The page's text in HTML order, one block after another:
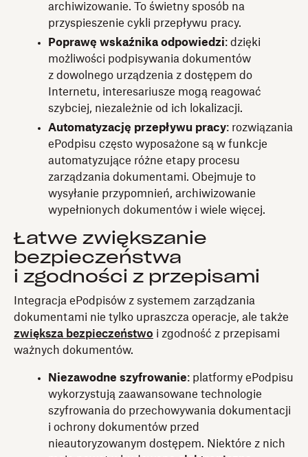
archiwizowanie. To świetny sposób na
przyspieszenie cykli przepływu pracy.
Poprawę wskaźnika odpowiedzi: dzięki
możliwości podpisywania dokumentów
z dowolnego urządzenia z dostępem do
Internetu, interesariusze mogą reagować
szybciej, niezależnie od ich lokalizacji.
Automatyzację przepływu pracy: rozwiązania
ePodpisu często wyposażone są w funkcje
automatyzujące różne etapy procesu
zarządzania dokumentami. Obejmuje to
wysyłanie przypomnień, archiwizowanie
wypełnionych dokumentów i wiele więcej.
Łatwe zwiększanie
bezpieczeństwa
i zgodności z przepisami
Integracja ePodpisów z systemem zarządzania
dokumentami nie tylko upraszcza operacje, ale także
zwiększa bezpieczeństwo i zgodność z przepisami
ważnych dokumentów.
Niezawodne szyfrowanie: platformy ePodpisu
wykorzystują zaawansowane technologie
szyfrowania do przechowywania dokumentacji
i ochrony dokumentów przed
nieautoryzowanym dostępem. Niektóre z nich